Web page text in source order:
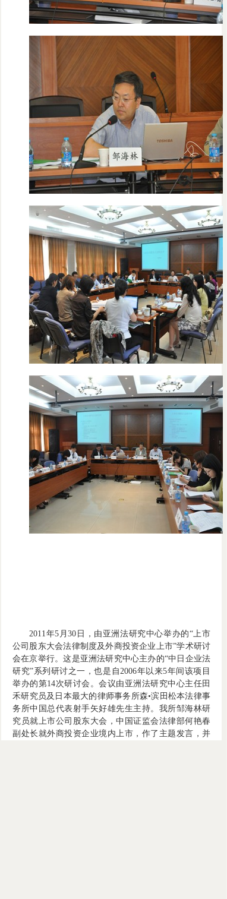
2011年5月30日，由亚洲法研究中心举办的“上市
公司股东大会法律制度及外商投资企业上市”学术研讨
会在京举行。这是亚洲法研究中心主办的“中日企业法
研究”系列研讨之一，也是自2006年以来5年间该项目
举办的第14次研讨会。会议由亚洲法研究中心主任田
禾研究员及日本最大的律师事务所森•滨田松本法律事
务所中国总代表射手矢好雄先生主持。我所邹海林研
究员就上市公司股东大会，中国证监会法律部何艳春
副处长就外商投资企业境内上市，作了主题发言，并